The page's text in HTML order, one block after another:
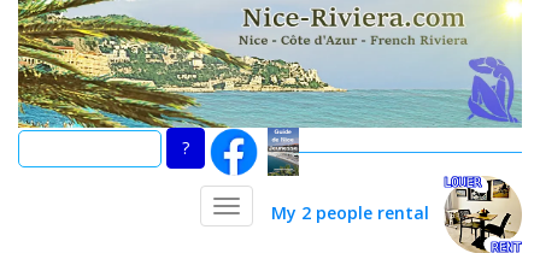
Skip
main
content
My 2 people rental
TOGGLE NAVIGATION